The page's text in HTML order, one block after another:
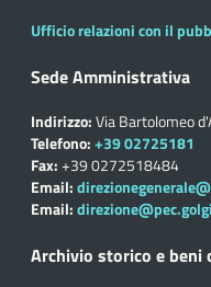
Ufficio relazioni con il
Sede Amministrativa
Indirizzo:Via Bartolomeo
Telefono:+39 02725181
Fax:+39 0272518484
Email:
Email:
Archivio storico e beni